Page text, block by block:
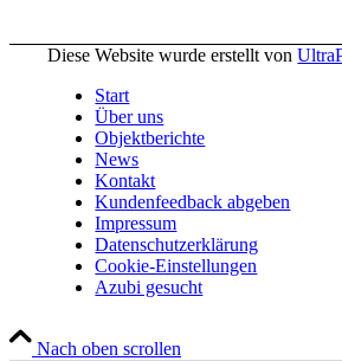
Diese Website wurde erstellt von
Start
Über uns
Objektberichte
News
Kontakt
Kundenfeedback abgeben
Impressum
Datenschutzerklärung
Cookie-Einstellungen
Azubi gesucht
Nach oben scrollen